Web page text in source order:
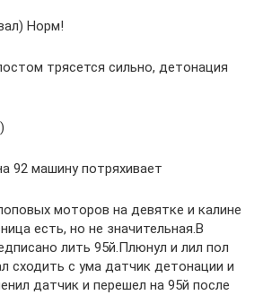
Норм!
трясется сильно, детонация
92 машину потряхивает
моторов на девятке и калине
есть, но не значительная.В
лить 95й.Плюнул и лил пол
сходить с ума датчик детонации и
датчик и перешел на 95й после